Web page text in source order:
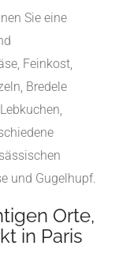
Sie eine
Feinkost,
Bredele
und Gugelhupf.
Orte,
in Paris